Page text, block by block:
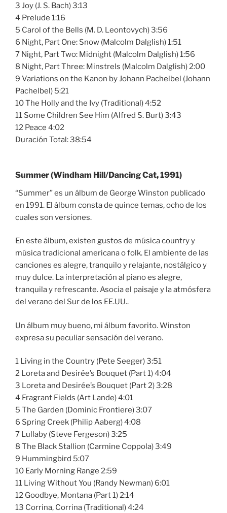
3 Joy (J. S. Bach) 3:13
4 Prelude 1:16
5 Carol of the Bells (M. D. Leontovych) 3:56
6 Night, Part One: Snow (Malcolm Dalglish) 1:51
7 Night, Part Two: Midnight (Malcolm Dalglish) 1:56
8 Night, Part Three: Minstrels (Malcolm Dalglish) 2:00
9 Variations on the Kanon by Johann Pachelbel (Johann
Pachelbel) 5:21
10 The Holly and the Ivy (Traditional) 4:52
11 Some Children See Him (Alfred S. Burt) 3:43
12 Peace 4:02
Duración Total: 38:54
Summer (Windham Hill/Dancing Cat, 1991)
“Summer” es un álbum de George Winston publicado
en 1991. El álbum consta de quince temas, ocho de los
cuales son versiones.
En este álbum, existen gustos de música country y
música tradicional americana o folk. El ambiente de las
canciones es alegre, tranquilo y relajante, nostálgico y
muy dulce. La interpretación al piano es alegre,
tranquila y refrescante. Asocia el paisaje y la atmósfera
del verano del Sur de los EE.UU..
Un álbum muy bueno, mi álbum favorito. Winston
expresa su peculiar sensación del verano.
1 Living in the Country (Pete Seeger) 3:51
2 Loreta and Desirée’s Bouquet (Part 1) 4:04
3 Loreta and Desirée’s Bouquet (Part 2) 3:28
4 Fragrant Fields (Art Lande) 4:01
5 The Garden (Dominic Frontiere) 3:07
6 Spring Creek (Philip Aaberg) 4:08
7 Lullaby (Steve Fergeson) 3:25
8 The Black Stallion (Carmine Coppola) 3:49
9 Hummingbird 5:07
10 Early Morning Range 2:59
11 Living Without You (Randy Newman) 6:01
12 Goodbye, Montana (Part 1) 2:14
13 Corrina, Corrina (Traditional) 4:24